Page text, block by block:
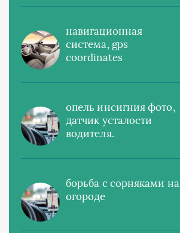
навигационная
система, gps
coordinates
опель инсигния фото,
датчик усталости
водителя.
борьба с сорняками на
огороде